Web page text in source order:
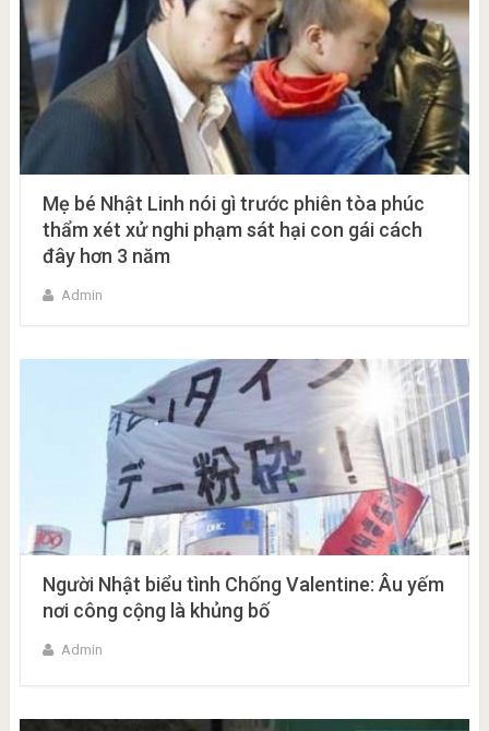
Mẹ bé Nhật Linh nói gì trước phiên tòa phúc
thẩm xét xử nghi phạm sát hại con gái cách
đây hơn 3 năm
Admin
Người Nhật biểu tình Chống Valentine: Âu yếm
nơi công cộng là khủng bố
Admin